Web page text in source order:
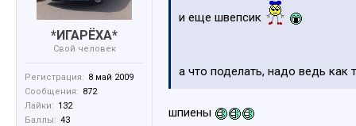
*ИГАРЁХА*
Свой человек
Регистрация: 8 май 2009
Сообщения: 872
Лайки: 132
Баллы: 43
и еще швепсик
а что поделать, надо ведь как
шпиены